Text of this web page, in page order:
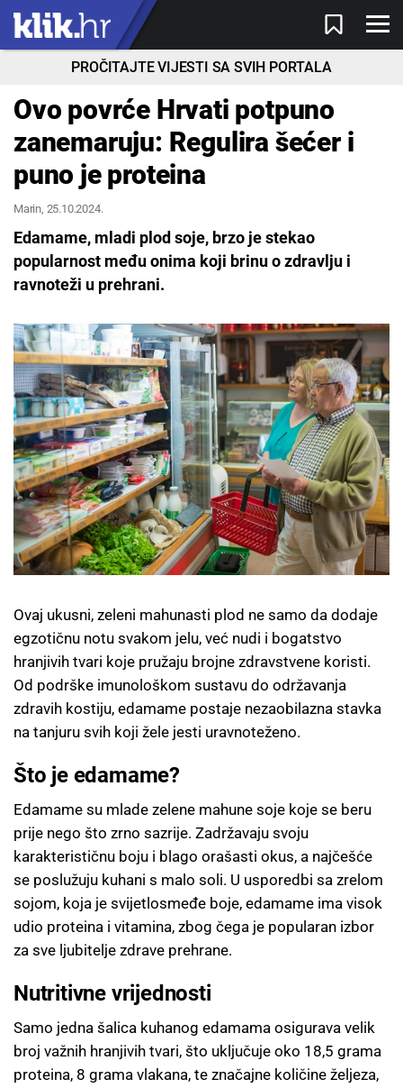
PROČITAJTE VIJESTI SA SVIH PORTALA
Ovo povrće Hrvati potpuno
zanemaruju: Regulira šećer i
puno je proteina
Marin, 25.10.2024.
Edamame, mladi plod soje, brzo je stekao
popularnost među onima koji brinu o zdravlju i
ravnoteži u prehrani.
Ovaj ukusni, zeleni mahunasti plod ne samo da dodaje
egzotičnu notu svakom jelu, već nudi i bogatstvo
hranjivih tvari koje pružaju brojne zdravstvene koristi.
Od podrške imunološkom sustavu do održavanja
zdravih kostiju, edamame postaje nezaobilazna stavka
na tanjuru svih koji žele jesti uravnoteženo.
Što je edamame?
Edamame su mlade zelene mahune soje koje se beru
prije nego što zrno sazrije. Zadržavaju svoju
karakterističnu boju i blago orašasti okus, a najčešće
se poslužuju kuhani s malo soli. U usporedbi sa zrelom
sojom, koja je svijetlosmeđe boje, edamame ima visok
udio proteina i vitamina, zbog čega je popularan izbor
za sve ljubitelje zdrave prehrane.
Nutritivne vrijednosti
Samo jedna šalica kuhanog edamama osigurava velik
broj važnih hranjivih tvari, što uključuje oko 18,5 grama
proteina, 8 grama vlakana, te značajne količine željeza,